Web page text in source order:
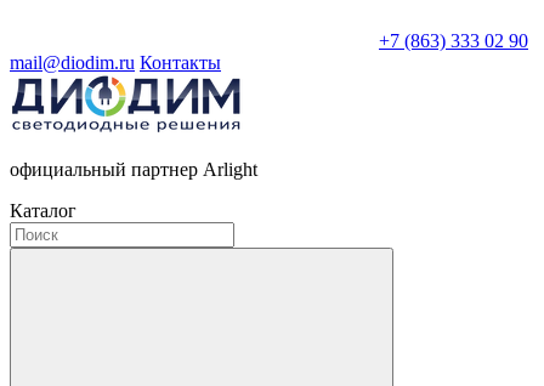
+7 (863) 333 02 90
mail@diodim.ru Контакты
официальный партнер Arlight
Каталог